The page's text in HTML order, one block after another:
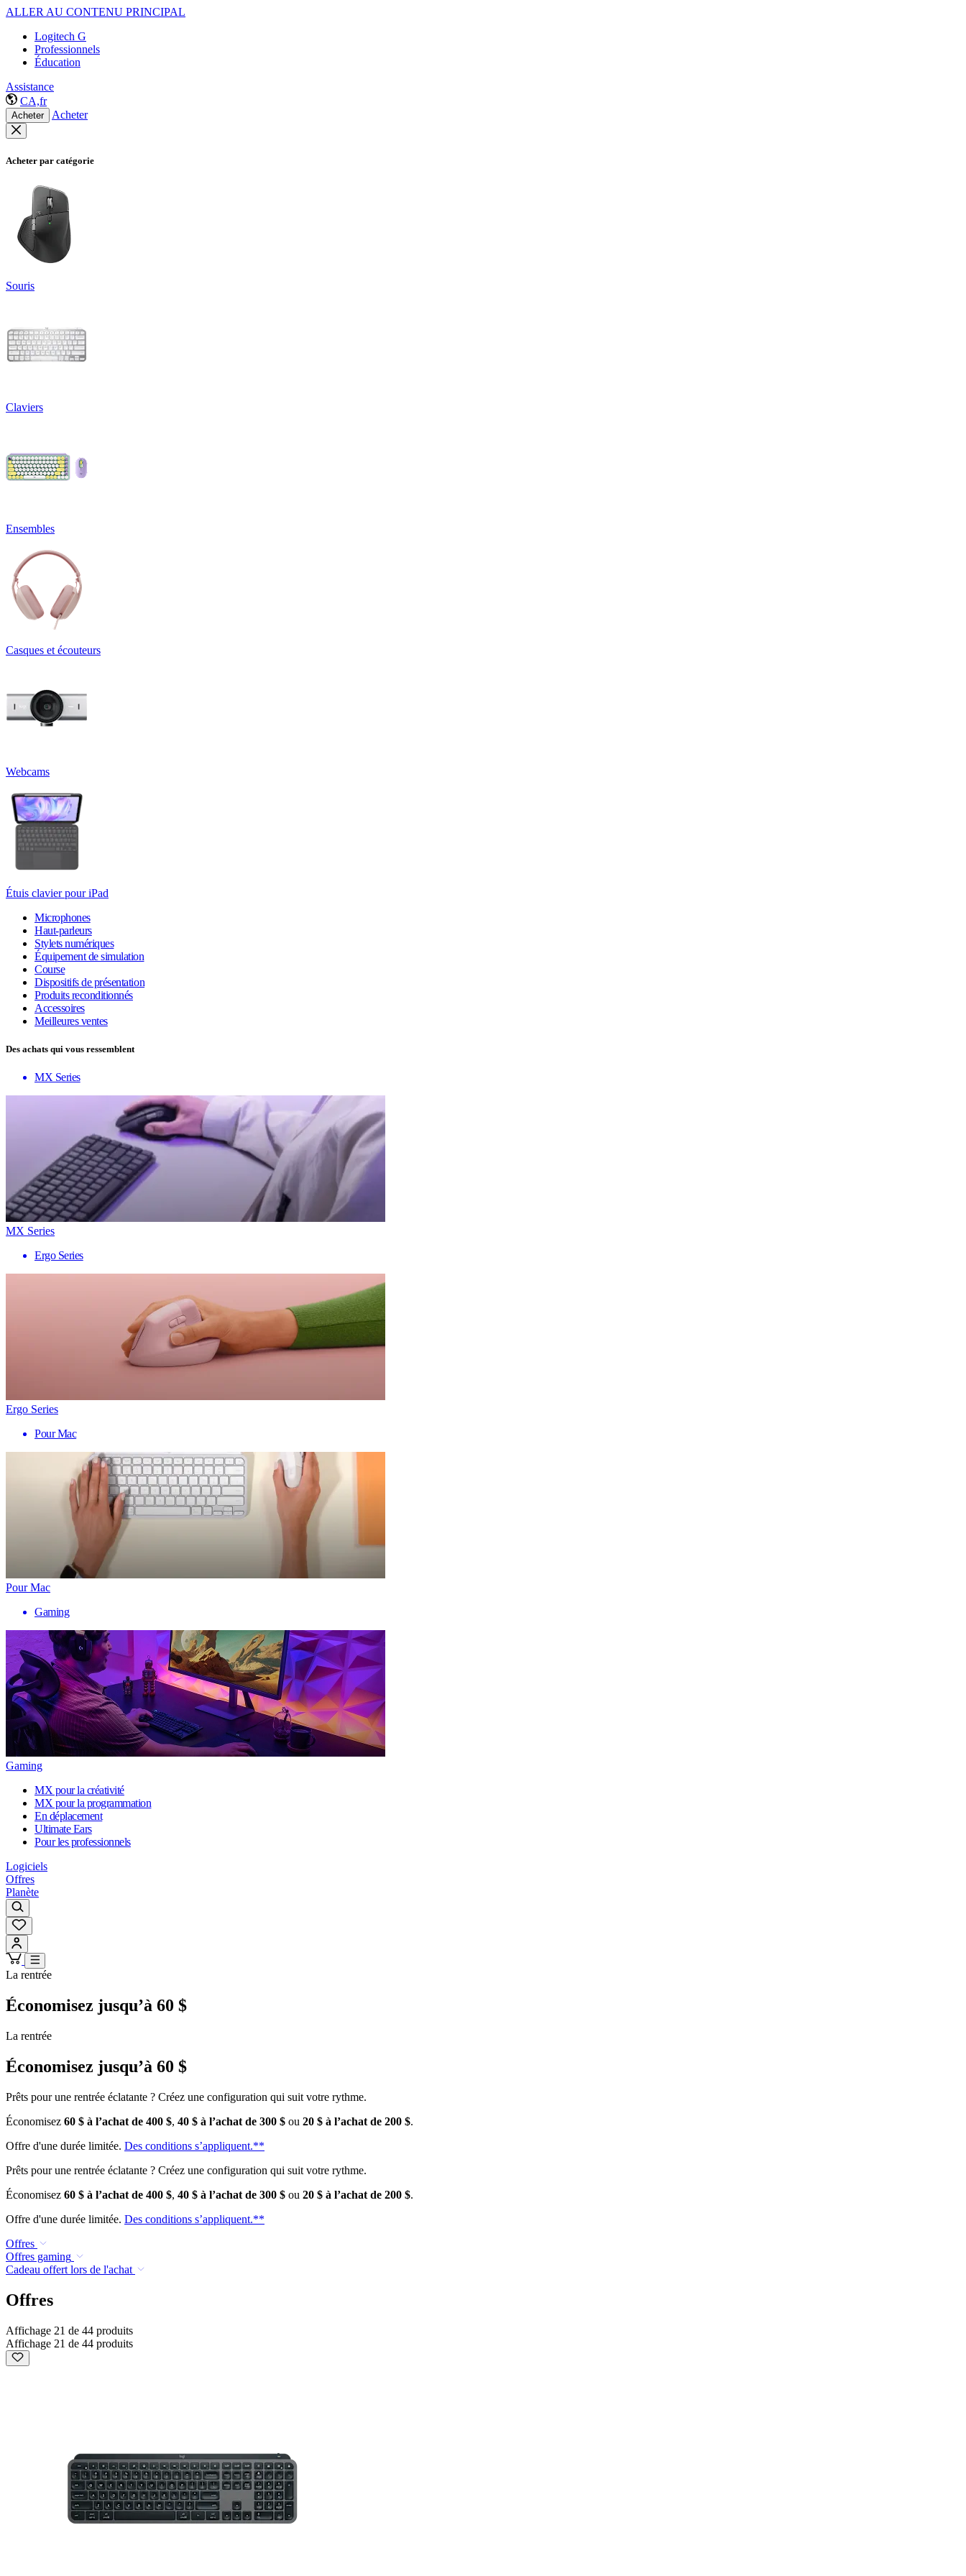
ALLER AU CONTENU PRINCIPAL
Logitech G
Professionnels
Éducation
Assistance
CA,fr
Acheter Acheter
Acheter par catégorie
Souris
Claviers
Ensembles
Casques et écouteurs
Webcams
Étuis clavier pour iPad
Microphones
Haut-parleurs
Stylets numériques
Équipement de simulation
Course
Dispositifs de présentation
Produits reconditionnés
Accessoires
Meilleures ventes
Des achats qui vous ressemblent
MX Series
MX Series
Ergo Series
Ergo Series
Pour Mac
Pour Mac
Gaming
Gaming
MX pour la créativité
MX pour la programmation
En déplacement
Ultimate Ears
Pour les professionnels
Logiciels
Offres
Planète
La rentrée
Économisez jusqu’à 60 $
La rentrée
Économisez jusqu’à 60 $
Prêts pour une rentrée éclatante ? Créez une configuration qui suit votre rythme.
Économisez 60 $ à l’achat de 400 $, 40 $ à l’achat de 300 $ ou 20 $ à l’achat de 200 $.
Offre d'une durée limitée. Des conditions s’appliquent.**
Prêts pour une rentrée éclatante ? Créez une configuration qui suit votre rythme.
Économisez 60 $ à l’achat de 400 $, 40 $ à l’achat de 300 $ ou 20 $ à l’achat de 200 $.
Offre d'une durée limitée. Des conditions s’appliquent.**
Offres
Offres gaming
Cadeau offert lors de l'achat
Offres
Affichage 21 de 44 produits
Affichage 21 de 44 produits